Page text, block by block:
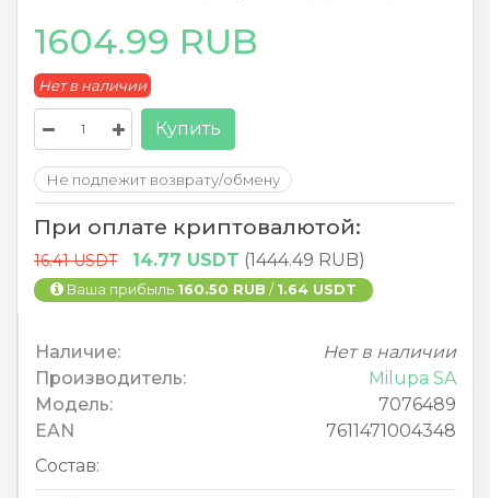
1604.99 RUB
Нет в наличии
Купить
Не подлежит возврату/обмену
При оплате криптовалютой:
16.41 USDT 14.77 USDT (1444.49 RUB)
Ваша прибыль 160.50 RUB / 1.64 USDT
Наличие:
Нет в наличии
Производитель:
Milupa SA
Модель:
7076489
EAN
7611471004348
Состав: